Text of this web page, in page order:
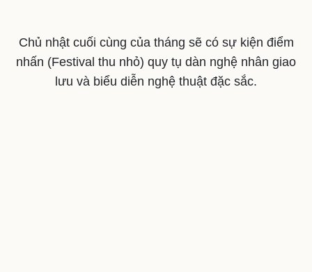
Chủ nhật cuối cùng của tháng sẽ có sự kiện điểm
nhấn (Festival thu nhỏ) quy tụ dàn nghệ nhân giao
lưu và biểu diễn nghệ thuật đặc sắc.